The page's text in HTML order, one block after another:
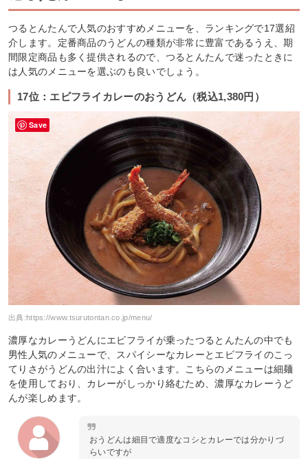
つるとんたんで人気のおすすめメニューを、ランキングで17選紹
介します。定番商品のうどんの種類が非常に豊富であるうえ、期
間限定商品も多く提供されるので、つるとんたんで迷ったときに
は人気のメニューを選ぶのも良いでしょう。
17位：エビフライカレーのおうどん（税込1,380円）
出典: https://www.tsurutontan.co.jp/menu/
濃厚なカレーうどんにエビフライが乗ったつるとんたんの中でも
男性人気のメニューで、スパイシーなカレーとエビフライのこっ
てりさがうどんの出汁によく合います。こちらのメニューは細麺
を使用しており、カレーがしっかり絡むため、濃厚なカレーうど
んが楽しめます。
おうどんは細目で適度なコシとカレーでは分かりづ
らいですが
Save